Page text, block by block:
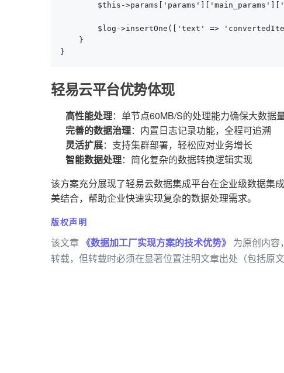
$this-
$log->insertOne(['text' =>
    }
}
轻易云平台优势体现
高性能处理：单节点60MB/S的处理能力确保大数据
完善的数据治理：内置日志记录功能，全程可追溯
灵活扩展：支持集群部署，轻松应对业务增长
智能数据处理：简化复杂的数据转换逻辑实现
该方案充分展现了轻易云数据集成平台在企业级数据集
美结合，帮助企业快速实现复杂的数据处理需求。
版权声明
该文章 《数据加工厂实现方案的技术优势》 为原创内容
转载，但转载时必须在显著位置注明文章出处（包括原